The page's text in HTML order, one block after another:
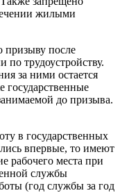
жилыми
призыву после
трудоустройству.
за ними остается
государственные
до призыва.
в государственных
впервые, то имеют
рабочего места при
службы
(год службы за год